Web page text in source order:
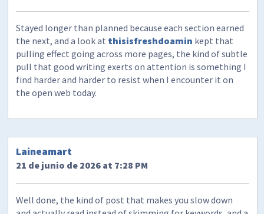
Stayed longer than planned because each section earned
the next, and a look at thisisfreshdoamin kept that
pulling effect going across more pages, the kind of subtle
pull that good writing exerts on attention is something I
find harder and harder to resist when I encounter it on
the open web today.
Laineamart
21 de junio de 2026 at 7:28 PM
Well done, the kind of post that makes you slow down